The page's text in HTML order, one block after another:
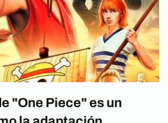
"One Piece" es un